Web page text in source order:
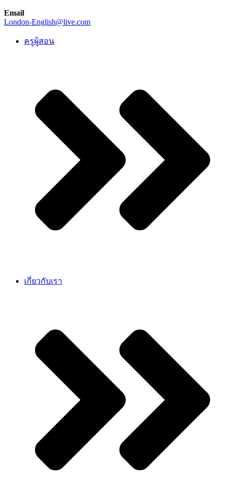
Email
London-English@live.com
ครูผู้สอน
เกี่ยวกับเรา